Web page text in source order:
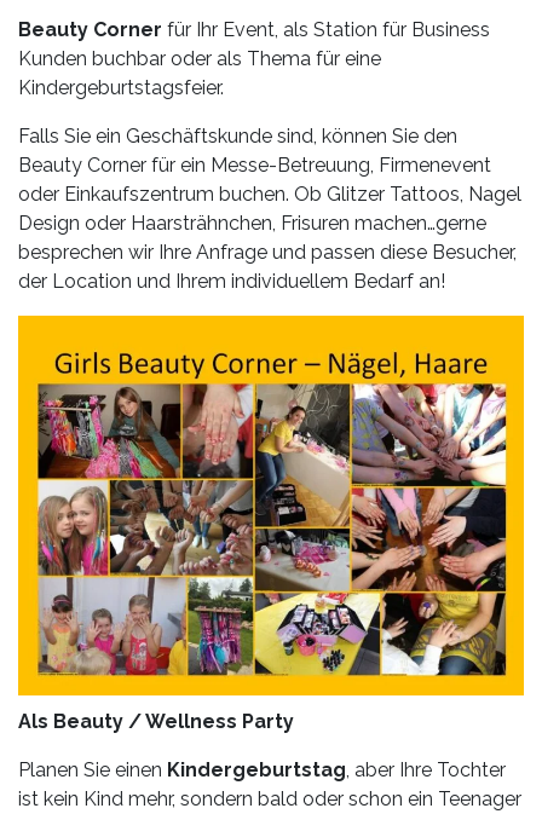
Feste
Weitere
Leistungen
Über
uns
Fotos,
Videos
Referenzen
Blog
Jobs
Partner/Links
Beauty Corner für Ihr Event, als Station für Business
Kunden buchbar oder als Thema für eine
Kindergeburtstagsfeier.
Falls Sie ein Geschäftskunde sind, können Sie den
Beauty Corner für ein Messe-Betreuung, Firmenevent
oder Einkaufszentrum buchen. Ob Glitzer Tattoos, Nagel
Design oder Haarsträhnchen, Frisuren machen…gerne
besprechen wir Ihre Anfrage und passen diese Besucher,
der Location und Ihrem individuellem Bedarf an!
Als Beauty / Wellness Party
Planen Sie einen Kindergeburtstag, aber Ihre Tochter
ist kein Kind mehr, sondern bald oder schon ein Teenager